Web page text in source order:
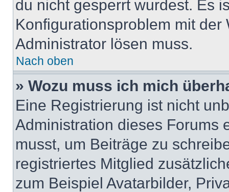
du nicht gesperrt wurdest. Es
Konfigurationsproblem mit
Administrator lösen muss.
Nach oben
» Wozu muss ich mich
Eine Registrierung ist nicht
Administration dieses Forums
musst, um Beiträge zu
registriertes Mitglied
zum Beispiel Avatarbilder,